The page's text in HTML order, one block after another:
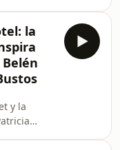
con
el
cómo la
para
no, de
y
la
y la